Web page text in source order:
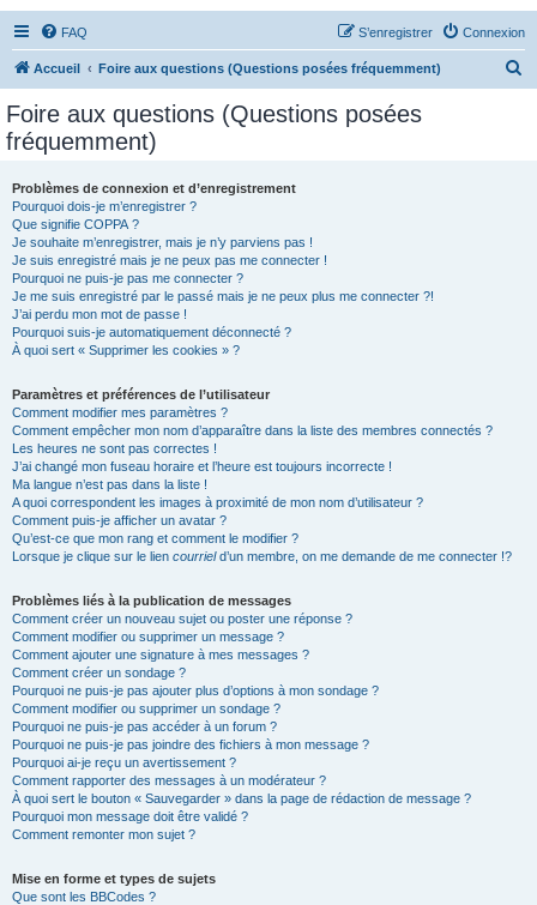
FAQ Connexion
S’enregistrer
Accueil Foire aux questions (Questions posées fréquemment)
Foire aux questions (Questions posées
fréquemment)
Problèmes de connexion et d’enregistrement
Pourquoi dois-je m’enregistrer ?
Que signifie COPPA ?
Je souhaite m’enregistrer, mais je n’y parviens pas !
Je suis enregistré mais je ne peux pas me connecter !
Pourquoi ne puis-je pas me connecter ?
Je me suis enregistré par le passé mais je ne peux plus me connecter ?!
J’ai perdu mon mot de passe !
Pourquoi suis-je automatiquement déconnecté ?
À quoi sert « Supprimer les cookies » ?
Paramètres et préférences de l’utilisateur
Comment modifier mes paramètres ?
Comment empêcher mon nom d’apparaître dans la liste des membres connectés ?
Les heures ne sont pas correctes !
J’ai changé mon fuseau horaire et l’heure est toujours incorrecte !
Ma langue n’est pas dans la liste !
A quoi correspondent les images à proximité de mon nom d’utilisateur ?
Comment puis-je afficher un avatar ?
Qu’est-ce que mon rang et comment le modifier ?
Lorsque je clique sur le lien courrield’un membre, on me demande de me connecter !?
Problèmes liés à la publication de messages
Comment créer un nouveau sujet ou poster une réponse ?
Comment modifier ou supprimer un message ?
Comment ajouter une signature à mes messages ?
Comment créer un sondage ?
Pourquoi ne puis-je pas ajouter plus d’options à mon sondage ?
Comment modifier ou supprimer un sondage ?
Pourquoi ne puis-je pas accéder à un forum ?
Pourquoi ne puis-je pas joindre des fichiers à mon message ?
Pourquoi ai-je reçu un avertissement ?
Comment rapporter des messages à un modérateur ?
À quoi sert le bouton « Sauvegarder » dans la page de rédaction de message ?
Pourquoi mon message doit être validé ?
Comment remonter mon sujet ?
Mise en forme et types de sujets
Que sont les BBCodes ?